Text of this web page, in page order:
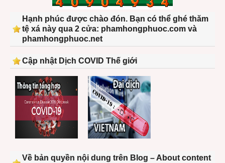
Hạnh phúc được chào đón. Bạn có thể ghé thăm
tệ xá này qua 2 cửa: phamhongphuoc.com và
phamhongphuoc.net
Cập nhật Dịch COVID Thế giới
Về bản quyền nội dung trên Blog – About content